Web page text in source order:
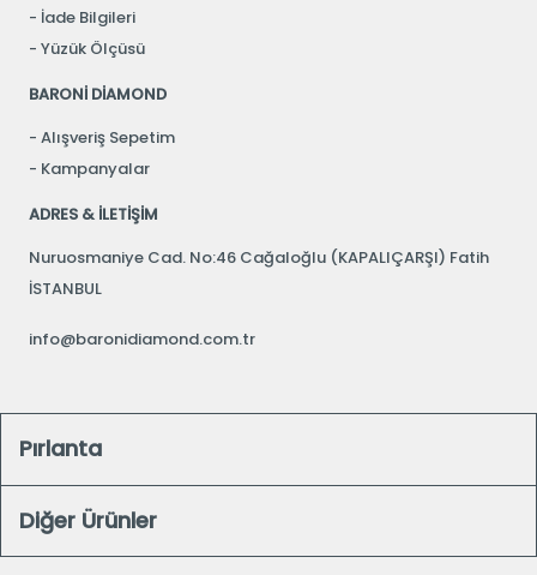
İade Bilgileri
Yüzük Ölçüsü
BARONİ DİAMOND
Alışveriş Sepetim
Kampanyalar
ADRES & İLETİŞİM
Nuruosmaniye Cad. No:46 Cağaloğlu (KAPALIÇARŞI) Fatih
İSTANBUL
info@baronidiamond.com.tr
Pırlanta
Diğer Ürünler